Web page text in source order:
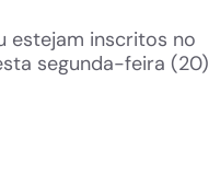
estejam inscritos no
segunda-feira (20)